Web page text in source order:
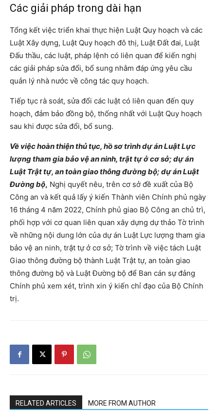
Các giải pháp trong dài hạn
Tổng kết việc triển khai thực hiện Luật Quy hoạch và các
Luật Xây dựng, Luật Quy hoạch đô thị, Luật Đất đai, Luật
Đấu thầu, các luật, pháp lệnh có liên quan để kiến nghị
các giải pháp sửa đổi, bổ sung nhằm đáp ứng yêu cầu
quản lý nhà nước về công tác quy hoạch.
Tiếp tục rà soát, sửa đổi các luật có liên quan đến quy
hoạch, đảm bảo đồng bộ, thống nhất với Luật Quy hoạch
sau khi được sửa đổi, bổ sung.
Về việc hoàn thiện thủ tục, hồ sơ trình dự án Luật Lực
lượng tham gia bảo vệ an ninh, trật tự ở cơ sở; dự án
Luật Trật tự, an toàn giao thông đường bộ; dự án Luật
Đường bộ, Nghị quyết nêu, trên cơ sở đề xuất của Bộ
Công an và kết quả lấy ý kiến Thành viên Chính phủ ngày
16 tháng 4 năm 2022, Chính phủ giao Bộ Công an chủ trì,
phối hợp với cơ quan liên quan xây dựng dự thảo Tờ trình
về những nội dung lớn của dự án Luật Lực lượng tham gia
bảo vệ an ninh, trật tự ở cơ sở; Tờ trình về việc tách Luật
Giao thông đường bộ thành Luật Trật tự, an toàn giao
thông đường bộ và Luật Đường bộ để Ban cán sự đảng
Chính phủ xem xét, trình xin ý kiến chỉ đạo của Bộ Chính
trị.
RELATED ARTICLES MORE FROM AUTHOR